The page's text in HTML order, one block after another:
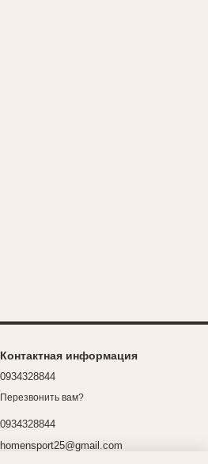
Контактная информация
0934328844
Перезвонить вам?
0934328844
homensport25@gmail.com